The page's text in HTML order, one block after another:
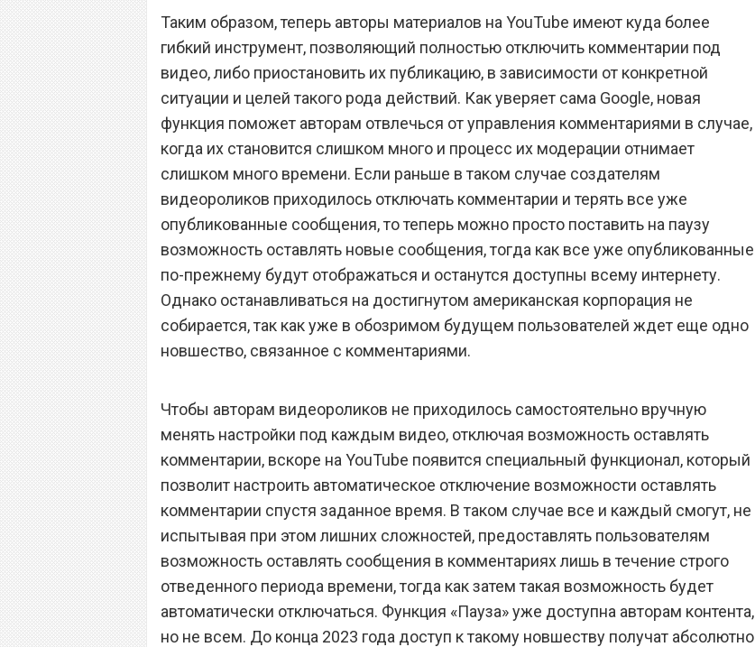
Таким образом, теперь авторы материалов на YouTube имеют куда более
гибкий инструмент, позволяющий полностью отключить комментарии под
видео, либо приостановить их публикацию, в зависимости от конкретной
ситуации и целей такого рода действий. Как уверяет сама Google, новая
функция поможет авторам отвлечься от управления комментариями в случае,
когда их становится слишком много и процесс их модерации отнимает
слишком много времени. Если раньше в таком случае создателям
видеороликов приходилось отключать комментарии и терять все уже
опубликованные сообщения, то теперь можно просто поставить на паузу
возможность оставлять новые сообщения, тогда как все уже опубликованные
по-прежнему будут отображаться и останутся доступны всему интернету.
Однако останавливаться на достигнутом американская корпорация не
собирается, так как уже в обозримом будущем пользователей ждет еще одно
новшество, связанное с комментариями.
Чтобы авторам видеороликов не приходилось самостоятельно вручную
менять настройки под каждым видео, отключая возможность оставлять
комментарии, вскоре на YouTube появится специальный функционал, который
позволит настроить автоматическое отключение возможности оставлять
комментарии спустя заданное время. В таком случае все и каждый смогут, не
испытывая при этом лишних сложностей, предоставлять пользователям
возможность оставлять сообщения в комментариях лишь в течение строго
отведенного периода времени, тогда как затем такая возможность будет
автоматически отключаться. Функция «Пауза» уже доступна авторам контента,
но не всем. До конца 2023 года доступ к такому новшеству получат абсолютно